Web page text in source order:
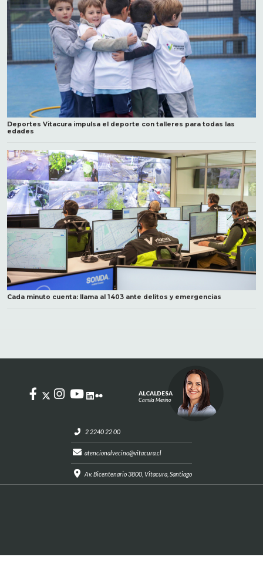
Deportes Vitacura impulsa el deporte con talleres para todas las
edades
Cada minuto cuenta: llama al 1403 ante delitos y emergencias
2 2240 22 00
atencionalvecino@vitacura.cl
Av. Bicentenario 3800, Vitacura, Santiago
ALCALDESA
Camila Merino